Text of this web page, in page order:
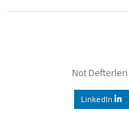
Not Defterleri
LinkedIn